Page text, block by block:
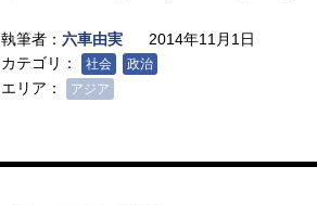
執筆者： 六車由実
2014年11月1日
カテゴリ：
社会 政治
エリア： アジア